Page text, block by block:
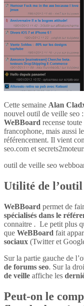
Cette semaine Alan
nouvel outil de veille seo
WeBBoard recense
francophone, mais aussi
référencement. Il vient
seo.com et
outil de veille seo
Utilité de
WeBBoard permet de
spécialisés dans le
connaitre . Le petit plus
que WeBBoard fait
sociaux (Twitter et
Sur la partie gauche de
de forums seo. Sur la
de veille affiche les
Peut-on le